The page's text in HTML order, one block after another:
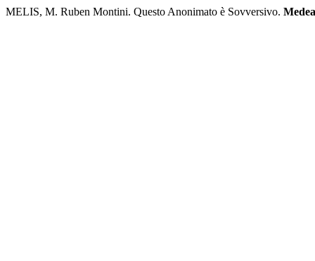
MELIS, M. Ruben Montini. Questo Anonimato è Sovversivo. Medea